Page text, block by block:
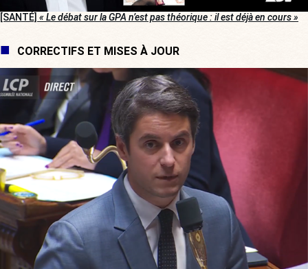
[SANTÉ] « Le débat sur la GPA n’est pas théorique : il est déjà en cours »
CORRECTIFS ET MISES À JOUR